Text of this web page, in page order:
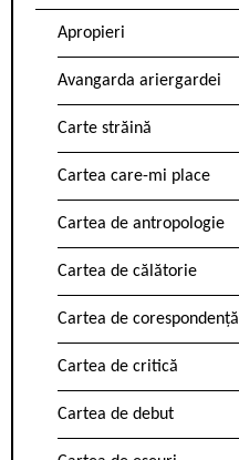
Apropieri
Avangarda ariergardei
Carte străină
Cartea care-mi place
Cartea de antropologie
Cartea de călătorie
Cartea de corespondență
Cartea de critică
Cartea de debut